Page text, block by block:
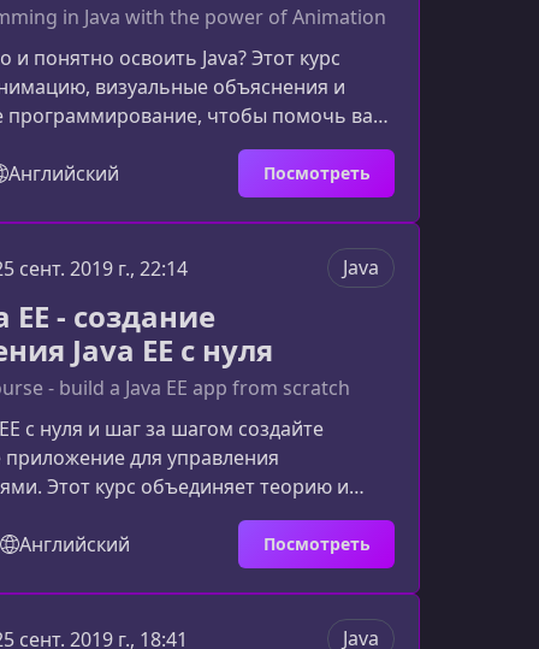
in Java with the power of Animation
и понятно освоить Java? Этот курс
визуальные объяснения и
программирование, чтобы помочь вам
путь от полного новичка до уровня
представляет собой
создан специально для тех, кто
или делает первые шаги
изучения синтаксиса вы
каждую тему через визуальные
Английский Посмотреть
сент. 2019 г., 22:14 Java
EE - создание
Java EE с нуля
- build a Java EE app from scratch
с нуля и шаг за шагом создайте
для управления
Этот курс объединяет теорию и
вы не просто изучали технологии, а
их в реальном проекте.О курсеКурс
для тех, кто хочет уверенно войти в
понять, как работают современные
Вы будете не только изучать
Английский Посмотреть
сент. 2019 г., 18:41 Java